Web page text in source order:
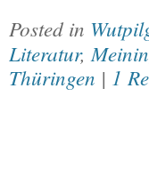
Posted in
Literatur,
Thüringen | 1